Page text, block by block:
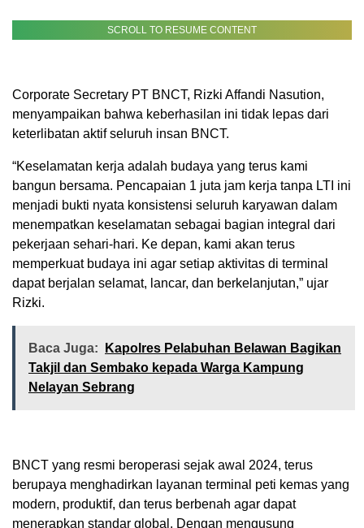
SCROLL TO RESUME CONTENT
Corporate Secretary PT BNCT, Rizki Affandi Nasution,
menyampaikan bahwa keberhasilan ini tidak lepas dari
keterlibatan aktif seluruh insan BNCT.
“Keselamatan kerja adalah budaya yang terus kami
bangun bersama. Pencapaian 1 juta jam kerja tanpa LTI ini
menjadi bukti nyata konsistensi seluruh karyawan dalam
menempatkan keselamatan sebagai bagian integral dari
pekerjaan sehari-hari. Ke depan, kami akan terus
memperkuat budaya ini agar setiap aktivitas di terminal
dapat berjalan selamat, lancar, dan berkelanjutan,” ujar
Rizki.
Baca Juga:
Kapolres Pelabuhan Belawan Bagikan
Takjil dan Sembako kepada Warga Kampung
Nelayan Sebrang
BNCT yang resmi beroperasi sejak awal 2024, terus
berupaya menghadirkan layanan terminal peti kemas yang
modern, produktif, dan terus berbenah agar dapat
menerapkan standar global. Dengan mengusung